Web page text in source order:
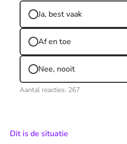
Ja, best vaak
Af en toe
Nee, nooit
Aantal reacties: 267
Dit is de situatie